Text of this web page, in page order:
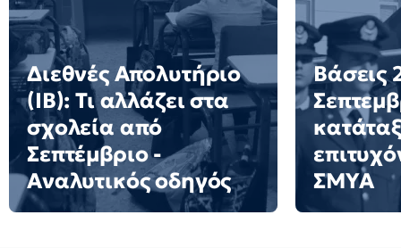
Διεθνές Απολυτήριο
(IB): Τι αλλάζει στα
σχολεία από
Σεπτέμβριο -
Αναλυτικός οδηγός
Βάσεις
ΣΜΥΑ